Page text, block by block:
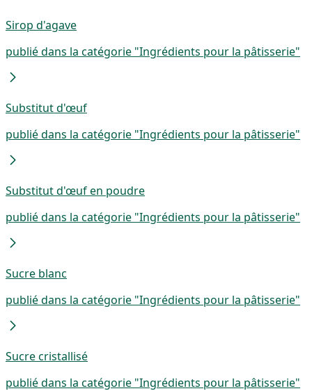
Sirop d'agave
publié dans la catégorie "Ingrédients pour la pâtisserie"
Substitut d'œuf
publié dans la catégorie "Ingrédients pour la pâtisserie"
Substitut d'œuf en poudre
publié dans la catégorie "Ingrédients pour la pâtisserie"
Sucre blanc
publié dans la catégorie "Ingrédients pour la pâtisserie"
Sucre cristallisé
publié dans la catégorie "Ingrédients pour la pâtisserie"